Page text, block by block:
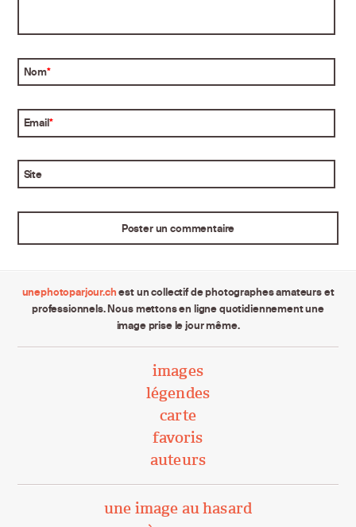
Nom*
Email*
Site
unephotoparjour.chest un collectif de photographes amateurs et
professionnels. Nous mettons en ligne quotidiennement une
image prise le jour même.
images
légendes
carte
favoris
auteurs
une image au hasard